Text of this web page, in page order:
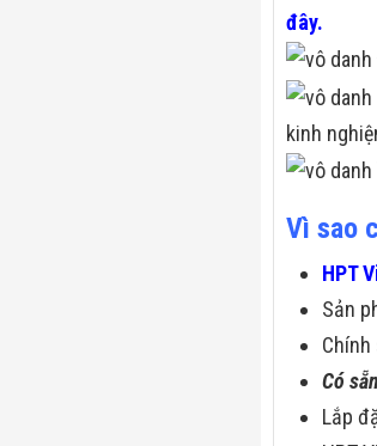
đây.
kinh
Vì sao
HPT
Sản
Có
Lắp